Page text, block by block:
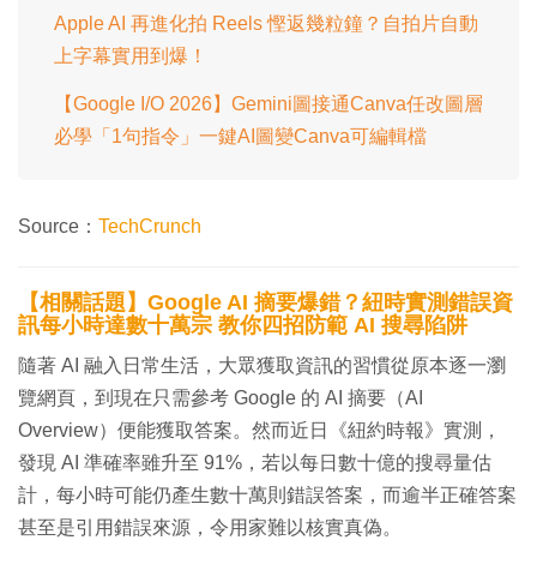
Apple AI 再進化拍 Reels 慳返幾粒鐘？自拍片自動
上字幕實用到爆！
【Google I/O 2026】Gemini圖接通Canva任改圖層
必學「1句指令」一鍵AI圖變Canva可編輯檔
Source： TechCrunch
【相關話題】Google AI 摘要爆錯？紐時實測錯誤資
訊每小時達數十萬宗 教你四招防範 AI 搜尋陷阱
隨著 AI 融入日常生活，大眾獲取資訊的習慣從原本逐一瀏
覽網頁，到現在只需參考 Google 的 AI 摘要（AI
Overview）便能獲取答案。然而近日《紐約時報》實測，
發現 AI 準確率雖升至 91%，若以每日數十億的搜尋量估
計，每小時可能仍產生數十萬則錯誤答案，而逾半正確答案
甚至是引用錯誤來源，令用家難以核實真偽。